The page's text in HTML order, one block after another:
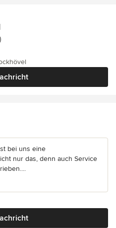
von 5 Sternen
bei uns eine
nur das, denn auch Service